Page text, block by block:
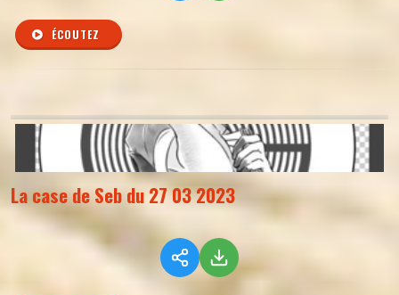
ÉCOUTEZ
La case de Seb du 27 03 2023